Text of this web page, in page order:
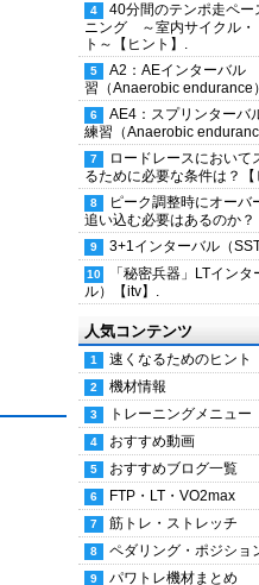
40分間のテンポ走ペ
ニング ～室内サイクル・
ト～【ヒント】.
A2：AEインターバル
習（Anaerobic endurance
AE4：スプリンター
練習（Anaerobic
ロードレースにおいて
るために必要な条件は？
ピーク調整時にオーバ
追い込む必要はあるのか
3+1インターバル（
「秘密兵器」LTイン
ル）【itv】.
人気コンテンツ
速くなるためのヒント
機材情報
トレーニングメニュー
おすすめ動画
おすすめブログ一覧
FTP・LT・VO2max
筋トレ・ストレッチ
ペダリング・ポジショ
パワトレ機材まとめ